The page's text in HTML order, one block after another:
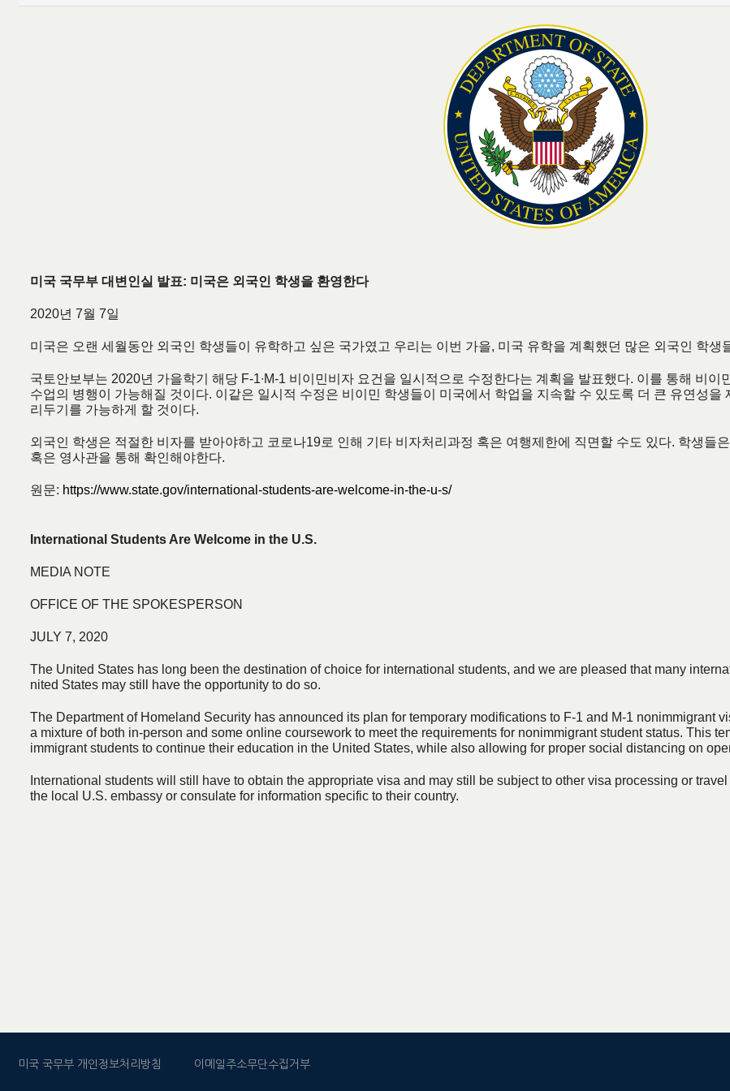
미국 국무부 대변인실 발표: 미국은 외국인 학생을 환영한다
2020년 7월 7일
미국은 오랜 세월동안 외국인 학생들이 유학하고 싶은 국가였고 우리는 이번 가을, 미국 유학을 계획했던 많은 외국인 학
국토안보부는 2020년 가을학기 해당 F-1∙M-1 비이민비자 요건을 일시적으로 수정한다는 계획을 발표했다. 이를 통해 비
수업의 병행이 가능해질 것이다. 이같은 일시적 수정은 비이민 학생들이 미국에서 학업을 지속할 수 있도록 더 큰 유연성
리두기를 가능하게 할 것이다.
외국인 학생은 적절한 비자를 받아야하고 코로나19로 인해 기타 비자처리과정 혹은 여행제한에 직면할 수도 있다. 학생들
혹은 영사관을 통해 확인해야한다.
원문: https://www.state.gov/international-students-are-welcome-in-the-u-s/
International Students Are Welcome in the U.S.
MEDIA NOTE
OFFICE OF THE SPOKESPERSON
JULY 7, 2020
The United States has long been the destination of choice for international students, and we are pleased that many
nited States may still have the opportunity to do so.
The Department of Homeland Security has announced its plan for temporary modifications to F-1 and M-1 nonimmigrant
a mixture of both in-person and some online coursework to meet the requirements for nonimmigrant student status. This
immigrant students to continue their education in the United States, while also allowing for proper social distancing on
International students will still have to obtain the appropriate visa and may still be subject to other visa processing or
the local U.S. embassy or consulate for information specific to their country.
미국 국무부 개인정보처리방침 이메일주소무단수집거부